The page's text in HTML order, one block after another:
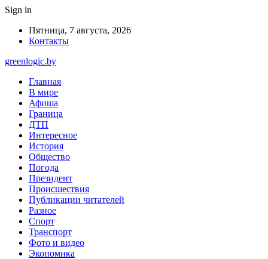
Sign in
Пятница, 7 августа, 2026
Контакты
greenlogic.by
Главная
В мире
Афиша
Граница
ДТП
Интересное
История
Общество
Погода
Президент
Происшествия
Публикации читателей
Разное
Спорт
Транспорт
Фото и видео
Экономика